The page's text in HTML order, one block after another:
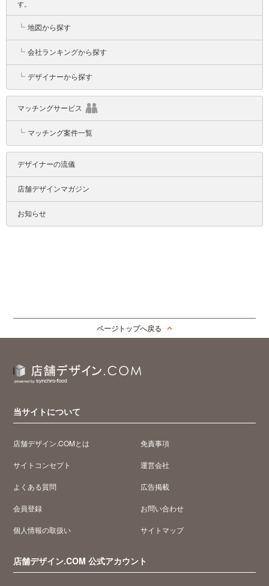
す。
┗ 地図から探す
┗ 会社ランキングから探す
┗ デザイナーから探す
マッチングサービス
┗ マッチング案件一覧
デザイナーの流儀
店舗デザインマガジン
お知らせ
ページトップへ戻る
当サイトについて
店舗デザイン.COMとは
サイトコンセプト
よくある質問
会員登録
個人情報の取扱い
免責事項
運営会社
広告掲載
お問い合わせ
サイトマップ
店舗デザイン.COM 公式アカウント